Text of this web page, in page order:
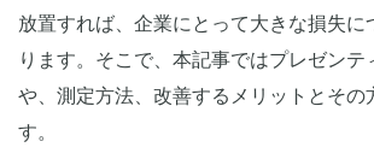
放置すれば、企業にとって大きな損失に
ります。そこで、本記事ではプレゼンテ
や、測定方法、改善するメリットとその
す。